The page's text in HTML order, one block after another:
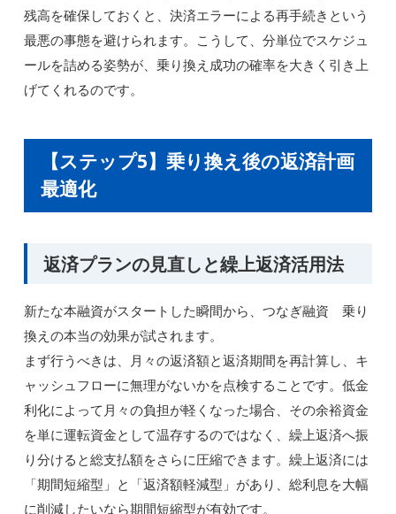
残高を確保しておくと、決済エラーによる再手続きという
最悪の事態を避けられます。こうして、分単位でスケジュ
ールを詰める姿勢が、乗り換え成功の確率を大きく引き上
げてくれるのです。
【ステップ5】乗り換え後の返済計画
最適化
返済プランの見直しと繰上返済活用法
新たな本融資がスタートした瞬間から、つなぎ融資 乗り
換えの本当の効果が試されます。
まず行うべきは、月々の返済額と返済期間を再計算し、キ
ャッシュフローに無理がないかを点検することです。低金
利化によって月々の負担が軽くなった場合、その余裕資金
を単に運転資金として温存するのではなく、繰上返済へ振
り分けると総支払額をさらに圧縮できます。繰上返済には
「期間短縮型」と「返済額軽減型」があり、総利息を大幅
に削減したいなら期間短縮型が有効です。